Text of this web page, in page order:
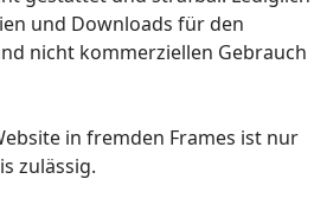
und Downloads für den
nicht kommerziellen Gebrauch
in fremden Frames ist nur
zulässig.